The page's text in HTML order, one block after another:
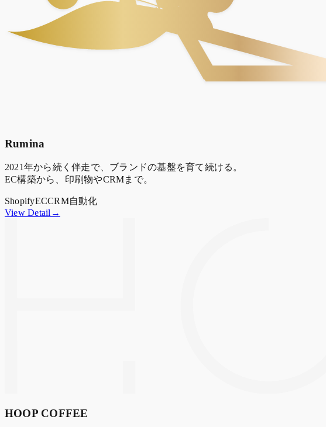
Rumina
2021年から続く伴走で、ブランドの基盤を育て続ける。
EC構築から、印刷物やCRMまで。
ShopifyECCRM自動化
View Detail→
HOOP COFFEE